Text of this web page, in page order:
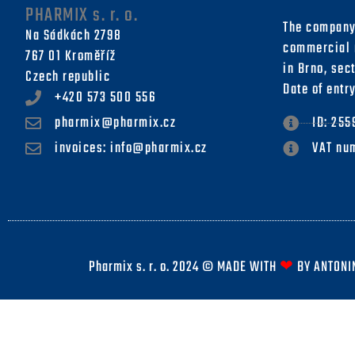
PHARMIX s. r. o.
Na Sádkách 2798
767 01 Kroměříž
Czech republic
+420 573 500 556
pharmix@pharmix.cz
invoices: info@pharmix.cz
The
commercial
in Brno,
Date of
ID:
VAT
Pharmix s. r. o. 2024 © MADE WITH ❤ BY